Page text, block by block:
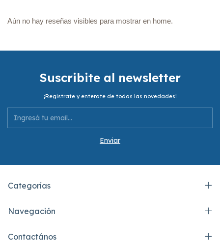
Aún no hay reseñas visibles para mostrar en home.
Suscribite al newsletter
¡Registrate y enterate de todas las novedades!
Categorías
Navegación
Contactános